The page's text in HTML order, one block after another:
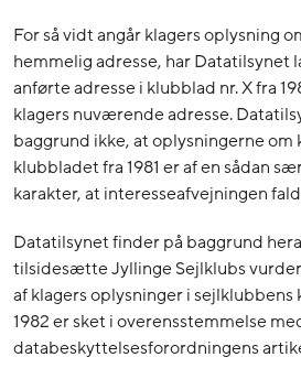
For så vidt angår klagers oplysning
hemmelig adresse, har Datatilsynet
anførte adresse i klubblad nr. X fra
klagers nuværende adresse.
baggrund ikke, at oplysningerne om
klubbladet fra 1981 er af en sådan
karakter, at interesseafvejningen
Datatilsynet finder på baggrund
tilsidesætte Jyllinge Sejlklubs
af klagers oplysninger i sejlklubbens
1982 er sket i overensstemmelse
databeskyttelsesforordningens